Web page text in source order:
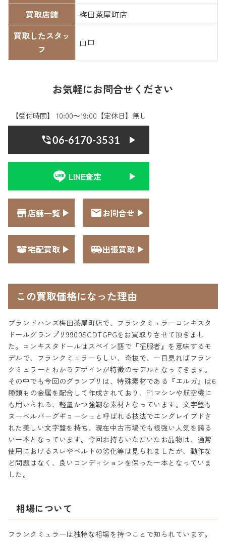
買取店舗
梅田茶屋町店
買取したスタッ
フ
山口
お気軽にお問合せください
【受付時間】 10:00〜19:00【定休日】無し
06-6170-3531
LINE査定
店舗一覧 お問合せ
宅配買取 出張買取
この買取価格になった理由
ブランドハンズ梅田茶屋町店で、フランクミュラーコンキスタ
ドールグランプリ9900SCDTGPGをお買取りさせて頂きまし
た。コンキスタドールはスペイン語で『征服者』を意味するモ
デルで、フランクミュラーらしい、奇抜で、一目見ればフラン
クミュラーとわかるデザインが特徴のモデルとなってきます。
その中でも今回のグランプリは、特殊素材である『エルガ』は6
種類もの金属を配合して作成されており、F1マシンや航空機に
も用いられる、軽量かつ強靭な素材となっています。文字盤も
ヌーベルバーグギョーシェと呼ばれる技法でエングレイブドさ
れた美しい文字盤を持ち、現在中古市場でも根強い人気を誇る
い一本となっています。今回お持ちいただいたお品物は、通常
使用におけるスレやベルトの劣化等は見られましたが、動作な
ど問題はなく、良いコンディションを保った一本となっていま
した。
相場について
フランクミュラーは独特な相場を持つことで知られています。